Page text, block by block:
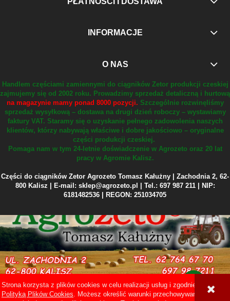
Strona korzysta z plików cookies w celu realizacji usług i zgodnie z
Polityką Plików Cookies. Możesz określić warunki przechowywania
INFORMACJE
O NAS
Handlem częściami zamiennymi do ciągników Zetor produkcji czeskiej
zajmujemy się od 2002 roku. Prowadzimy sprzedaż detaliczną i hurtową
na magazynie mamy ponad 8000 pozycji. Szczególnie rozwinęliśmy
sprzedaż wysyłkową – dostawa na drugi dzień roboczy – wystawiamy
faktury VAT. Staramy się o uzyskanie pełnego zadowolenia naszych
klientów, którzy nabywają właściwe i dobre jakościowo – oryginalne
części produkcji czeskiej.
Pomaga nam w tym 24-letnie doświadczenie w Agrozeto oraz 20 lat
pracy w Agromie Kalisz.
Części do ciągników Zetor Agrozeto Tomasz Kałużny | Zachodnia 2, 62-
800 Kalisz | E-mail: sklep@agrozeto.pl | Tel.: 697 987 211 | NIP:
6181482536 | REGON: 251034705
Sklep internetowy Shoper Premium